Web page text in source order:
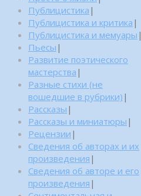
Публицистика |
Публицистика и критика |
Публицистика и мемуары |
Пьесы |
Развитие поэтического
мастерства |
Разные стихи (не
вошедшие в рубрики) |
Рассказы |
Рассказы и миниатюры |
Рецензии |
Сведения об авторах и их
произведения |
Сведения об авторе и его
произведения |